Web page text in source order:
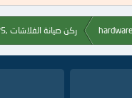
ركن صيانة الفلاشات ,Flash, MP3, MP4, MP5